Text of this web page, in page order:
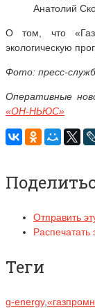
Анатолий
О том, что
экологическую
Фото: пресс-
Оперативные
«ОН-НЬЮС»
Отправить
Распечатать
Теги
g-energy,